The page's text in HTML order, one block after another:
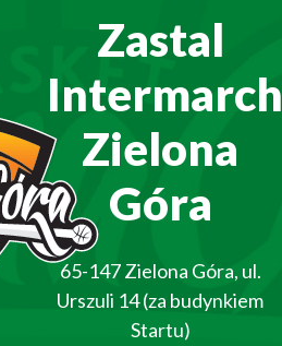
Zastal
Zielona
Góra
65-147 Zielona Góra, ul.
Urszuli 14 (za budynkiem
Startu)